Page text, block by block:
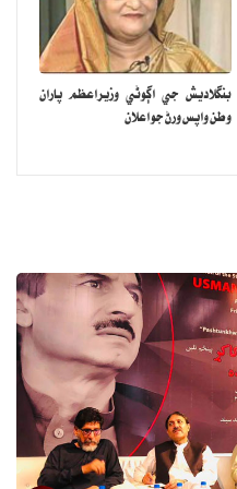
رضا ڀٽا، ناصر محمود کوسا،
پروفيسر ڊاڪٽر اسما فيض،
رضا رباني شامل هئا.
پنهنجو ڪردار ادا ڪرڻ گهرجي.
شاگردن کي هيسائڻ، نسلي
۾ نيشنل سيڪيورٽي جي نالي
ڪيترن ئي سالن کان جاري آهي.
بزرگ، سياسي ڪارڪن، صحافي،
اديب شامل آهن.ڪميشن موجب بلوچ
جي چارٽر ۽ خاص ڪري آرٽيڪل
بنگلاديش جي اڳوڻي وزيراعظم پاران
وطن واپس ورڻ جو اعلان